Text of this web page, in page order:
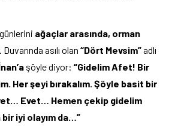
ağaçlar arasında, orman
asılı olan “Dört Mevsim”adlı
şöyle diyor: “Gidelim Afet! Bir
Her şeyi bırakalım. Şöyle basit bir
Evet… Hemen çekip gidelim
iyi olayım da…”